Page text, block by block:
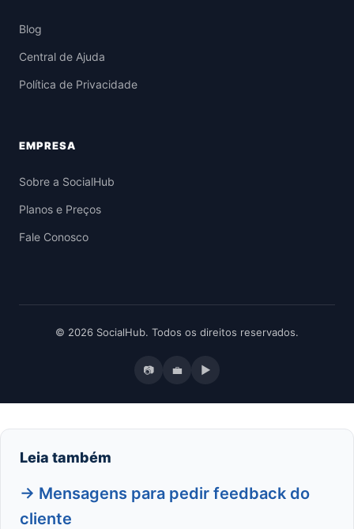
Blog
Central de Ajuda
Política de Privacidade
EMPRESA
Sobre a SocialHub
Planos e Preços
Fale Conosco
© 2026 SocialHub. Todos os direitos reservados.
📷 💼 ▶
Leia também
→ Mensagens para pedir feedback do
cliente